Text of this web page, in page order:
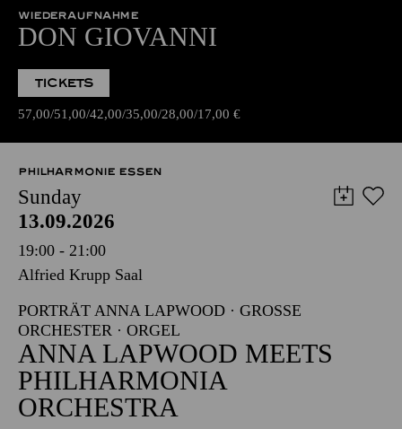
WIEDERAUFNAHME
DON GIOVANNI
TICKETS
57,00 51,00 42,00 35,00 28,00 17,00 €
PHILHARMONIE ESSEN
Sunday
13.09.2026
19:00 - 21:00
Alfried Krupp Saal
PORTRÄT ANNA LAPWOOD · GROSSE O
RCHESTER · ORGEL
ANNA LAPWOOD MEETS
PHILHARMONIA
ORCHESTRA